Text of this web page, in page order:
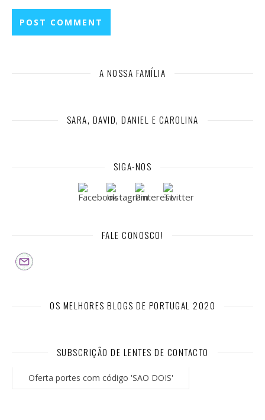
A NOSSA FAMÍLIA
SARA, DAVID, DANIEL E CAROLINA
SIGA-NOS
FALE CONOSCO!
OS MELHORES BLOGS DE PORTUGAL 2020
SUBSCRIÇÃO DE LENTES DE CONTACTO
Oferta portes com código 'SAO DOIS'